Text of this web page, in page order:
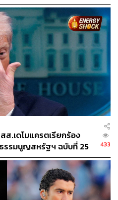
.เดโมแครตเรียกร้อง
รมนูญสหรัฐฯ ฉบับที่ 25
433